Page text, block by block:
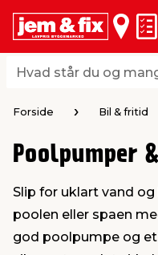
Hvad står du og
Hvad står du og
loft & vægge
vinduer
& varme
& armatur
af værktøj
Forside Bil & fritid
Poolpumper
Slip for uklart vand
poolen eller spaen
god poolpumpe og